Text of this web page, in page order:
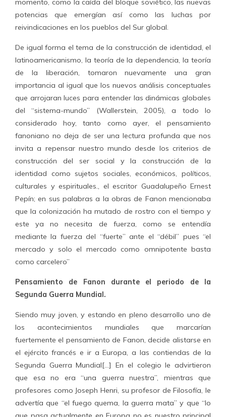
momento, como la caída del bloque soviético, las nuevas
potencias que emergían así como las luchas por
reivindicaciones en los pueblos del Sur global.
De igual forma el tema de la construcción de identidad, el
latinoamericanismo, la teoría de la dependencia, la teoría
de la liberación, tomaron nuevamente una gran
importancia al igual que los nuevos análisis conceptuales
que arrojaran luces para entender las dinámicas globales
del “sistema-mundo” (Wallerstein, 2005), a todo lo
considerado hoy, tanto como ayer, el pensamiento
fanoniano no deja de ser una lectura profunda que nos
invita a repensar nuestro mundo desde los criterios de
construcción del ser social y la construcción de la
identidad como sujetos sociales, económicos, políticos,
culturales y espirituales., el escritor Guadalupeño Ernest
Pepín; en sus palabras a la obras de Fanon mencionaba
que la colonización ha mutado de rostro con el tiempo y
este ya no necesita de fuerza, como se entendía
mediante la fuerza del “fuerte” ante el “débil” pues “el
mercado y solo el mercado como omnipotente basta
como carcelero”
Pensamiento de Fanon durante el periodo de la
Segunda Guerra Mundial.
Siendo muy joven, y estando en pleno desarrollo uno de
los acontecimientos mundiales que marcarían
fuertemente el pensamiento de Fanon, decide alistarse en
el ejército francés e ir a Europa, a las contiendas de la
Segunda Guerra Mundial[…] En el colegio le advirtieron
que esa no era “una guerra nuestra”, mientras que
profesores como Joseph Henri, su profesor de Filosofía, le
advertía que “el fuego quema, la guerra mata” y que “lo